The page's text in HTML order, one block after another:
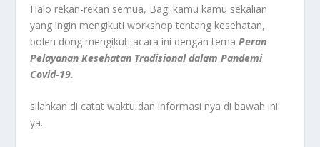
Halo rekan-rekan semua, Bagi kamu kamu sekalian
yang ingin mengikuti workshop tentang kesehatan,
boleh dong mengikuti acara ini dengan temaPeran
Pelayanan Kesehatan Tradisional dalam Pandemi
Covid-19.
silahkan di catat waktu dan informasi nya di bawah ini
ya.